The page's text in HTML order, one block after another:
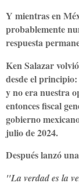
Y mientras en
probablemente
respuesta
Ken Salazar
desde el
y no era nuestra
entonces fiscal
gobierno
julio de 2024.
Después lanzó
"La verdad es la